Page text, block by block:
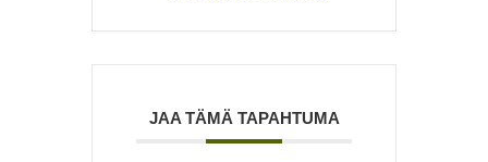
JAA TÄMÄ TAPAHTUMA